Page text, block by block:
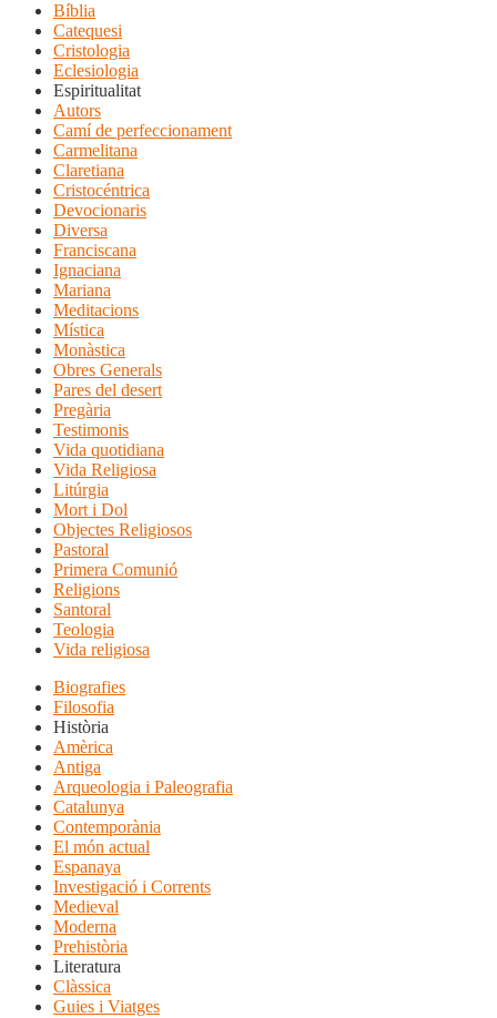
Bíblia
Catequesi
Cristologia
Eclesiologia
Espiritualitat
Autors
Camí de perfeccionament
Carmelitana
Claretiana
Cristocéntrica
Devocionaris
Diversa
Franciscana
Ignaciana
Mariana
Meditacions
Mística
Monàstica
Obres Generals
Pares del desert
Pregària
Testimonis
Vida quotidiana
Vida Religiosa
Litúrgia
Mort i Dol
Objectes Religiosos
Pastoral
Primera Comunió
Religions
Santoral
Teologia
Vida religiosa
Biografies
Filosofia
Història
Amèrica
Antiga
Arqueologia i Paleografia
Catalunya
Contemporània
El món actual
Espanaya
Investigació i Corrents
Medieval
Moderna
Prehistòria
Literatura
Clàssica
Guies i Viatges